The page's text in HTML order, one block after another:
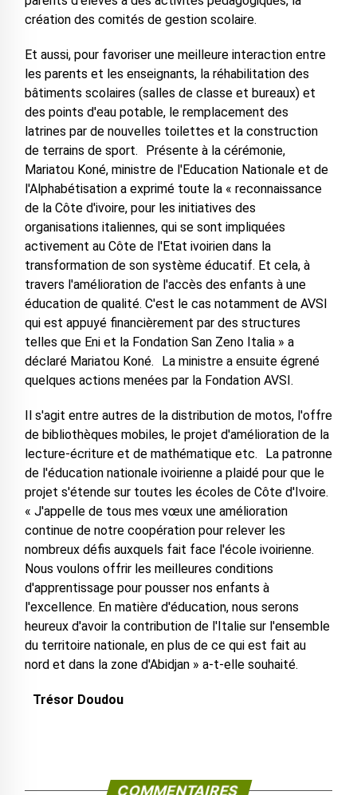
création des comités de gestion scolaire.
Et aussi, pour favoriser une meilleure interaction entre
les parents et les enseignants, la réhabilitation des
bâtiments scolaires (salles de classe et bureaux) et
des points d'eau potable, le remplacement des
latrines par de nouvelles toilettes et la construction
de terrains de sport. Présente à la cérémonie,
Mariatou Koné, ministre de l'Education Nationale et de
l'Alphabétisation a exprimé toute la « reconnaissance
de la Côte d'ivoire, pour les initiatives des
organisations italiennes, qui se sont impliquées
activement au Côte de l'Etat ivoirien dans la
transformation de son système éducatif. Et cela, à
travers l'amélioration de l'accès des enfants à une
éducation de qualité. C'est le cas notamment de AVSI
qui est appuyé financièrement par des structures
telles que Eni et la Fondation San Zeno Italia » a
déclaré Mariatou Koné. La ministre a ensuite égrené
quelques actions menées par la Fondation AVSI.
Il s'agit entre autres de la distribution de motos, l'offre
de bibliothèques mobiles, le projet d'amélioration de la
lecture-écriture et de mathématique etc. La patronne
de l'éducation nationale ivoirienne a plaidé pour que le
projet s'étende sur toutes les écoles de Côte d'Ivoire.
« J'appelle de tous mes vœux une amélioration
continue de notre coopération pour relever les
nombreux défis auxquels fait face l'école ivoirienne.
Nous voulons offrir les meilleures conditions
d'apprentissage pour pousser nos enfants à
l'excellence. En matière d'éducation, nous serons
heureux d'avoir la contribution de l'Italie sur l'ensemble
du territoire nationale, en plus de ce qui est fait au
nord et dans la zone d'Abidjan » a-t-elle souhaité.
Trésor Doudou
COMMENTAIRES